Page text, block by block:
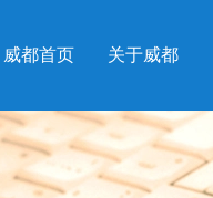
威都首页 关于威都